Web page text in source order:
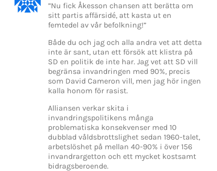
”Nu fick Åkesson chansen att berätta om
sitt partis affärsidé, att kasta ut en
femtedel av vår befolkning!”
Både du och jag och alla andra vet att detta
inte är sant, utan ett försök att klistra på
SD en politik de inte har. Jag vet att SD vill
begränsa invandringen med 90%, precis
som David Cameron vill, men jag hör ingen
kalla honom för rasist.
Alliansen verkar skita i
invandringspolitikens många
problematiska konsekvenser med 10
dubblad våldsbrottslighet sedan 1960-talet,
arbetslöshet på mellan 40-90% i över 156
invandrargetton och ett mycket kostsamt
bidragsberoende.